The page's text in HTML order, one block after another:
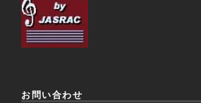
お問い合わせ